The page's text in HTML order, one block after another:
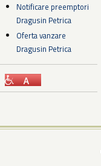
Notificare preemptori
Dragusin Petrica
Oferta vanzare
Dragusin Petrica